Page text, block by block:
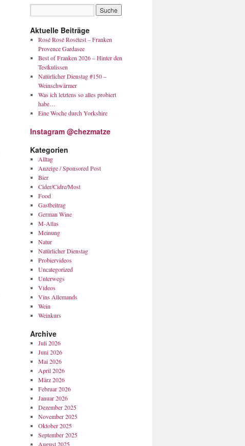
Aktuelle Beiträge
Rosé Rosé Rosétest – Franken
Provence Gardasee
Best of Franken 2026 – Hinter den
Testkulissen
Natürlicher Dienstag #150 –
Weinschwärmer
Was ich letztens so alles probiert
habe…
Eine Woche durch Yorkshire
Instagram @chezmatze
Kategorien
Alltag
Anzeige / Sponsored Post
Bier
Cider/Cidre/Most
Food
Gastbeitrag
German Wine
M-Atlas
Meinung
Natur
Natürlicher Dienstag
Probiervideos
Uncategorized
Unterwegs
Videos
Vins Allemands
Wein
Weinkurs
Archive
Juli 2026
Juni 2026
Mai 2026
April 2026
März 2026
Februar 2026
Januar 2026
Dezember 2025
November 2025
Oktober 2025
September 2025
August 2025